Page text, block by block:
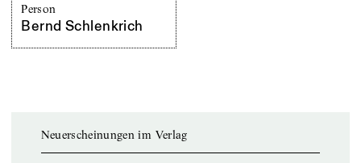
Person
Bernd Schlenkrich
Neuerscheinungen im Verlag